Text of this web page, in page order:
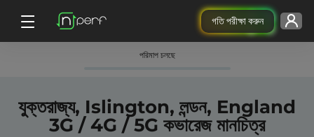
গতি পরীক্ষা করুন
পরিমাপ চলছে
যুক্তরাজ্য, Islington, লন্ডন, England
3G / 4G / 5G কভারেজ মানচিত্র